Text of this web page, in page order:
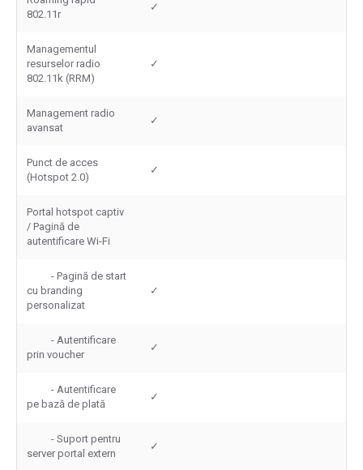
802.11r
✓
Managementul
resurselor radio
802.11k (RRM)
✓
Management radio
avansat
✓
Punct de acces
(Hotspot 2.0)
✓
Portal hotspot captiv
/ Pagină de
autentificare Wi-Fi
- Pagină de start
cu branding
personalizat
✓
- Autentificare
prin voucher
✓
- Autentificare
pe bază de plată
✓
- Suport pentru
server portal extern
✓